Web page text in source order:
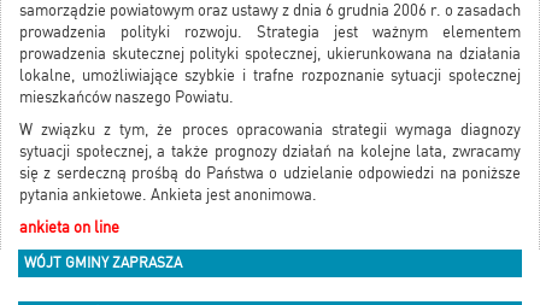
samorządzie powiatowym oraz ustawy z dnia 6 grudnia 2006 r. o zasadach
prowadzenia polityki rozwoju. Strategia jest ważnym elementem
prowadzenia skutecznej polityki społecznej, ukierunkowana na działania
lokalne, umożliwiające szybkie i trafne rozpoznanie sytuacji społecznej
mieszkańców naszego Powiatu.
W związku z tym, że proces opracowania strategii wymaga diagnozy
sytuacji społecznej, a także prognozy działań na kolejne lata, zwracamy
się z serdeczną prośbą do Państwa o udzielanie odpowiedzi na poniższe
pytania ankietowe. Ankieta jest anonimowa.
ankieta on line
WÓJT GMINY ZAPRASZA